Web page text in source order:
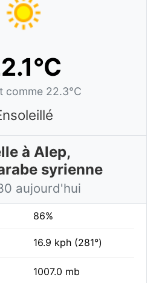
comme 22.3°C
à Alep,
syrienne
aujourd'hui
86%
16.9 kph (281°)
1007.0 mb